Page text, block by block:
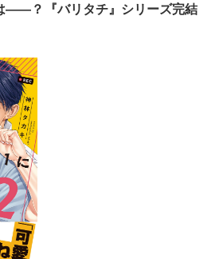
――？『バリタチ』シリーズ完結